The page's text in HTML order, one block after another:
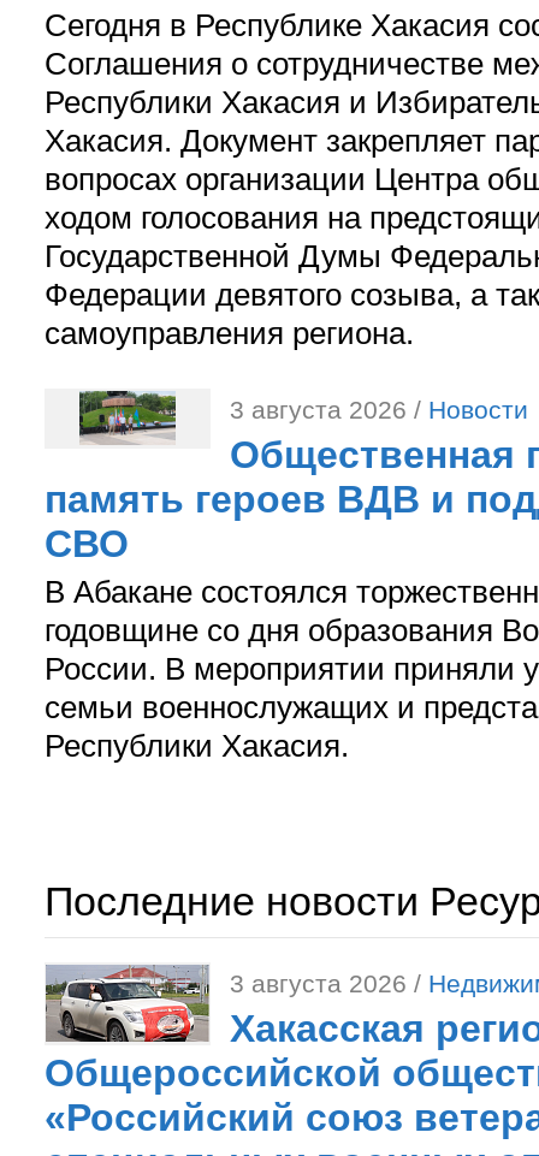
Сегодня в Республике Хакасия
Соглашения о сотрудничестве
Республики Хакасия и
Хакасия. Документ закрепляет
вопросах организации Центра
ходом голосования на
Государственной Думы
Федерации девятого созыва, а
самоуправления региона.
3 августа 2026 / Новости
Общественная
память героев ВДВ и
СВО
В Абакане состоялся
годовщине со дня образования
России. В мероприятии приняли
семьи военнослужащих и
Республики Хакасия.
Последние новости
3 августа 2026 /
Хакасская
Общероссийской
«Российский союз